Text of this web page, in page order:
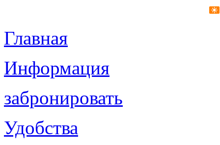
Главная
Информация
забронировать
Удобства